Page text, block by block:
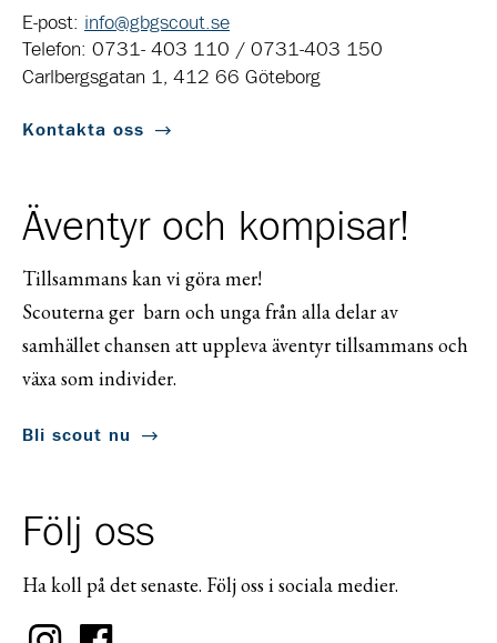
E-post: info@gbgscout.se
Telefon: 0731- 403 110 / 0731-403 150
Carlbergsgatan 1, 412 66 Göteborg
Kontakta oss
Äventyr och kompisar!
Tillsammans kan vi göra mer!
Scouterna ger barn och unga från alla delar av
samhället chansen att uppleva äventyr tillsammans och
växa som individer.
Bli scout nu
Följ oss
Ha koll på det senaste. Följ oss i sociala medier.